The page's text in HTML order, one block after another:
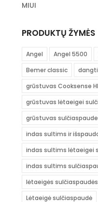
MIUI
PRODUKTŲ ŽYMĖS
Angel Angel 5500
Bemer classic
grūstuvas Cooksense
grūstuvas lėtaeigei
grūstuvas
indas sultims ir
indas sultims lėtaeigei
indas sultims
lėtaeigės
Lėtaeigė sulčiaspaudė